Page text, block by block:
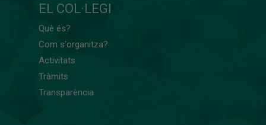
EL COL·LEGI
Què és?
Com s'organitza?
Activitats
Tràmits
Transparència